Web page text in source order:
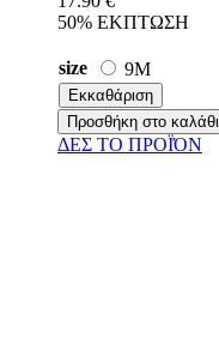
50% ΕΚΠΤΩΣΗ
size
9M
Εκκαθάριση
Προσθήκη στο καλάθι
ΔΕΣ ΤO ΠΡΟΪΌΝ